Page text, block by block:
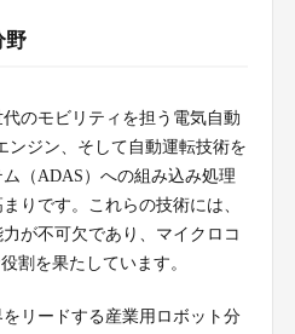
野
のモビリティを担う電気自動
ンジン、そして自動運転技術を
（ADAS）への組み込み処理
りです。これらの技術には、
が不可欠であり、マイクロコ
割を果たしています。
リードする産業用ロボット分